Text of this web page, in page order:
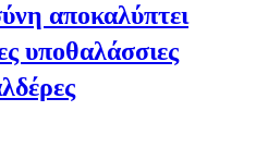
αποκαλύπτει
υποθαλάσσιες